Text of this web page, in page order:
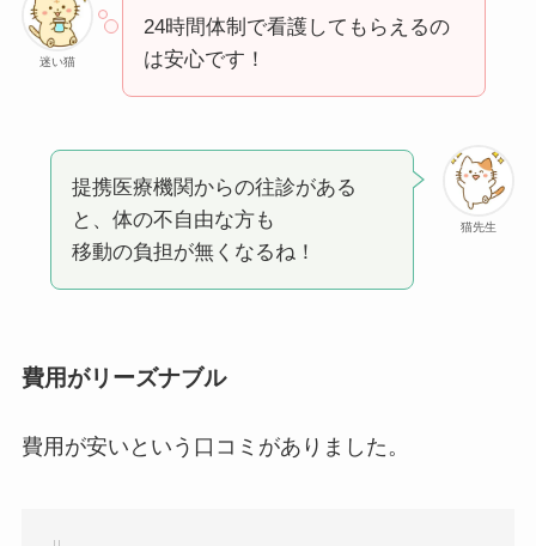
迷い猫
24時間体制で看護してもらえるの
は安心です！
猫先生
提携医療機関からの往診がある
と、体の不自由な方も
移動の負担が無くなるね！
費用がリーズナブル
費用が安いという口コミがありました。